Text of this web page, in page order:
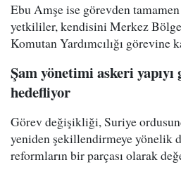
Ebu Amşe ise görevden
yetkililer, kendisini Merkez
Komutan Yardımcılığı görevine
Şam yönetimi askeri
hedefliyor
Görev değişikliği, Suriye
yeniden şekillendirmeye yönelik
reformların bir parçası olarak